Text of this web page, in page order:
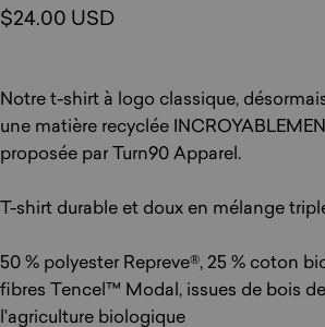
$24.00 USD
Notre t-shirt à logo classique,
une matière recyclée
proposée par Turn90 Apparel.
T-shirt durable et doux en mélange
50 % polyester Repreve®, 25 % coton
fibres Tencel™ Modal, issues de bois
l'agriculture biologique